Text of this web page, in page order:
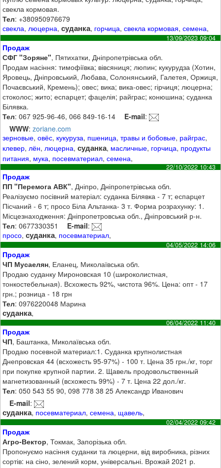
свекла кормовая.
Тел: +380950976679
свекла,люцерна,суданка, горчица,свекла кормовая,семена,
13/09/2023 09:04
Продаж
СФГ "Зоряне", Пятихатки, Дніпропетрівська обл.
Продам насіння: тимофіївка; вівсяниця; люпин; кукурудза (Хотин,
Яровець, Дніпровський, Любава, Солонянський, Галетея, Оржиця,
Почаєвський, Кремень); овес; вика; вика-овес; гірчиця; люцерна;
стоколос; жито; еспарцет; фацелія; райграс; конюшина; суданка
Білявка.
Тел: 067 925-96-46, 066 849-16-14 E-mail:
WWW:zoriane.com
зерновые,овёс, кукуруза, пшеница,травы и бобовые, райграс,
клевер, лён, люцерна,суданка, масличные, горчица, продукты
питания, мука, посевматериал,семена,
22/10/2022 10:43
Продаж
ПП "Перемога АВК", Дніпро, Дніпропетрівська обл.
Реалізуємо посівний матеріал: суданка Білявка - 7 т; еспарцет
Пісчаний - 6 т; просо Біла Альтанка- 3 т. Форма розрахунку: 1.
Місцезнаходження: Дніпропетровська обл., Дніпровський р-н.
Тел: 0677330351 E-mail:
просо,суданка, посевматериал,
04/05/2022 14:06
Продаж
ЧП Мусаелян, Еланец, Миколаївська обл.
Продаю суданку Мироновская 10 (широколистная,
тонкостебельная). Всхожесть 92%, чистота 96%. Цена: опт - 17
грн.; розница - 18 грн
Тел: 0976220048 Марина
суданка,
06/04/2022 11:40
Продаж
ЧП, Баштанка, Миколаївська обл.
Продаю посевной материал:1. Суданка крупнолистная
Днепровская 44 (всхожесть 95-97%) - 100 т. Цена 35 грн./кг, торг
при покупке крупной партии. 2. Щавель продовольственный
магнетизованный (всхожесть 99%) - 7 т. Цена 22 дол./кг.
Тел: 050 543 55 90, 098 778 38 25 Александр Иванович
E-mail:
суданка, посевматериал,семена, щавель,
02/04/2022 09:42
Продаж
Агро-Вектор, Токмак, Запорізька обл.
Пропонуємо насіння суданки та люцерни, від виробника, різних
сортів: на сіно, зелений корм, універсальні. Врожай 2021 р.